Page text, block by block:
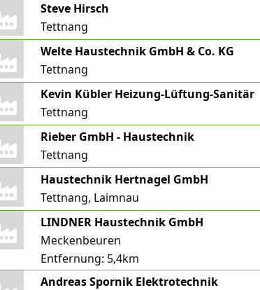
Steve Hirsch
Tettnang
Welte Haustechnik GmbH & Co. KG
Tettnang
Kevin Kübler Heizung-Lüftung-Sanitär
Tettnang
Rieber GmbH - Haustechnik
Tettnang
Haustechnik Hertnagel GmbH
Tettnang, Laimnau
LINDNER Haustechnik GmbH
Meckenbeuren
Entfernung: 5,4km
Andreas Spornik Elektrotechnik